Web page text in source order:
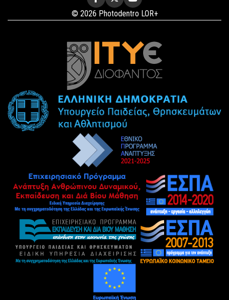
© 2026 Photodentro LOR+